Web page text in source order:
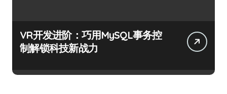
VR开发进阶：巧用MySQL事务控
制解锁科技新战力